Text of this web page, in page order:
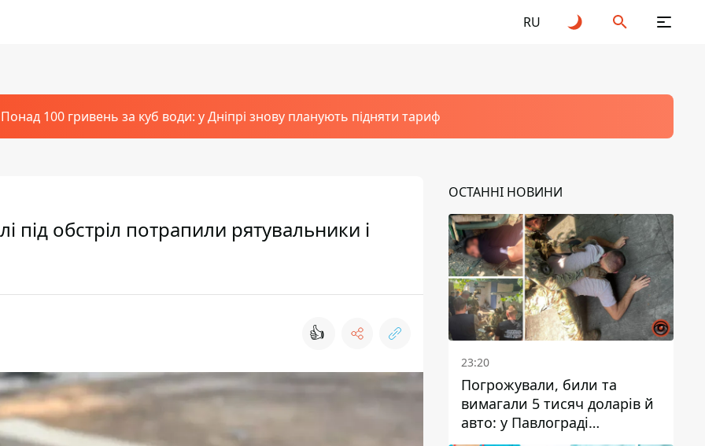
RU
Понад 100 гривень за куб води: у Дніпрі знову планують підняти тариф
під обстріл потрапили рятувальники і
👍
ОСТАННІ НОВИНИ
23:20
Погрожували, били та
вимагали 5 тисяч доларів й
авто: у Павлограді
затримали двох чоловіків